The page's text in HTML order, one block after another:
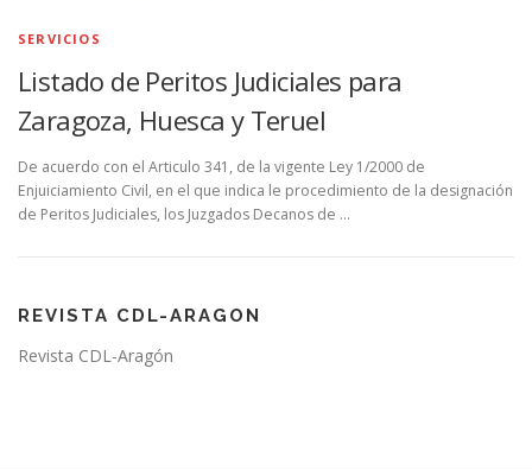
SERVICIOS
Listado de Peritos Judiciales para
Zaragoza, Huesca y Teruel
De acuerdo con el Articulo 341, de la vigente Ley 1/2000 de
Enjuiciamiento Civil, en el que indica le procedimiento de la designación
de Peritos Judiciales, los Juzgados Decanos de …
REVISTA CDL-ARAGON
Revista CDL-Aragón